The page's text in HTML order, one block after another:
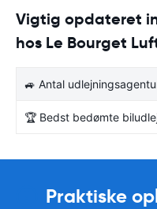
Vigtig opdateret
hos Le Bourget
🚙 Antal
🏆 Bedst bedømte
Praktiske